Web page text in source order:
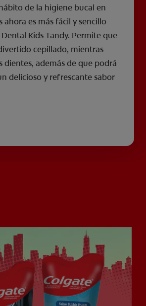
de la higiene bucal en
ahora es más fácil y sencillo
Kids Tandy. Permite que
cepillado, mientras
dientes, además de que podrá
delicioso y refrescante sabor